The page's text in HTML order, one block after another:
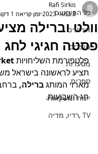
כל הפוסטים
אירועים
מוצרים
מסעדות
ספרים
יינות ומשקאות
TV ,רדיו, מדיה
וולט וברילה
פסטה חגיגי
Rafi Sirkis
8 במאי 2023
זמן קריאה 1 דקות
פלטפורמת השליחויות
תציע לראשונה בישראל
מארזי המותג ברילה,
חג השבועות.